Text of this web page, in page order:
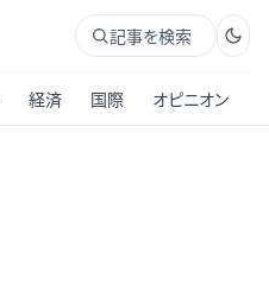
記事を検索
経済 国際 オピニオン